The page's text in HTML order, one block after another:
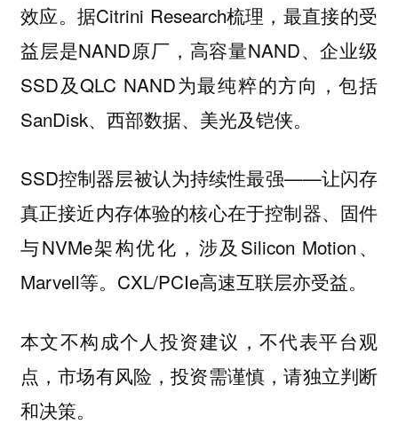
效应。据Citrini Research梳理，最直接的受
益层是NAND原厂，高容量NAND、企业级
SSD及QLC NAND为最纯粹的方向，包括
SanDisk、西部数据、美光及铠侠。
SSD控制器层被认为持续性最强——让闪存
真正接近内存体验的核心在于控制器、固件
与NVMe架构优化，涉及Silicon Motion、
Marvell等。CXL/PCIe高速互联层亦受益。
本文不构成个人投资建议，不代表平台观
点，市场有风险，投资需谨慎，请独立判断
和决策。